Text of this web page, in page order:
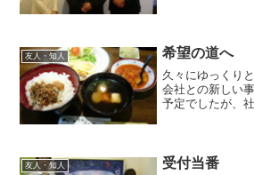
のです。『絵を
友人・知人 希望の道へ
久々にゆっくり
会社との新しい
予定でしたが、
君が遊びに来て
友人・知人 受付当番